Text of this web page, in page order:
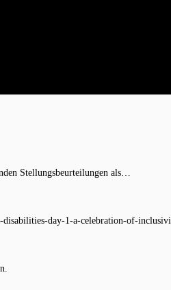
Stellungsbeurteilungen als…
day-1-a-celebration-of-